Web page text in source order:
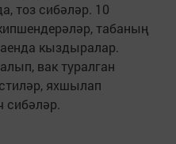
тоз сибәләр. 10
табаның
кыздыралар.
вак туралган
яхшылап
сибәләр.